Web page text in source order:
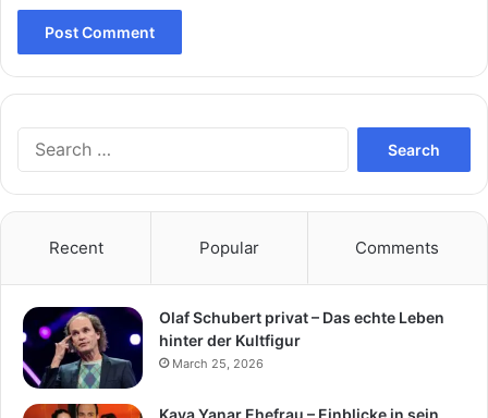
Recent Popular Comments
Olaf Schubert privat – Das echte Leben
hinter der Kultfigur
March 25, 2026